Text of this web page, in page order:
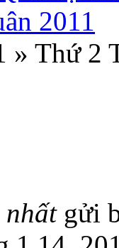
2011
Thứ 2
nhất gửi